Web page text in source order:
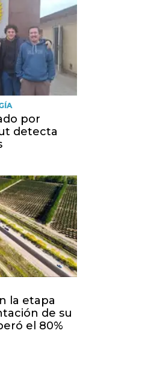
por
detecta
la etapa
de su
el 80%